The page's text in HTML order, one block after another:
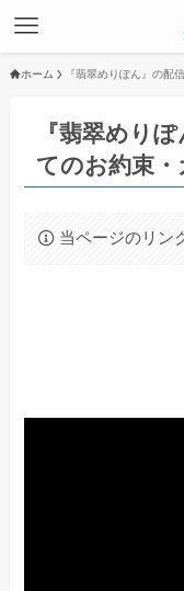
ホーム 『翡翠めりぽん』の配
『翡翠めり
てのお約束
当ページのリン